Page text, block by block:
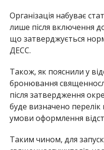
Організація набуває
лише після включення
що затверджується
ДЕСС.
Також, як пояснили у
бронювання
після затвердження
буде визначено перелік
умови оформлення
Таким чином, для